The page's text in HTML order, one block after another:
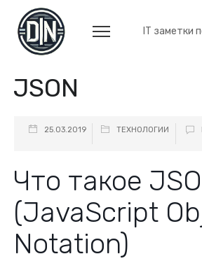
IT заметки
JSON
25.03.2019 ТЕХНОЛОГИИ
Что такое
(JavaScript
Notation)